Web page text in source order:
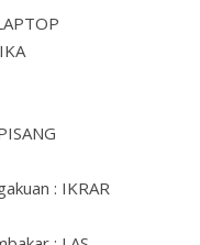
: IKRAR